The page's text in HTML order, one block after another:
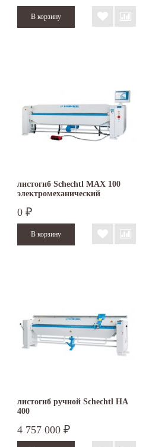
листогиб Schechtl MAX 100
электромеханический
0 ₽
листогиб ручной Schechtl HA
400
4 757 000 ₽